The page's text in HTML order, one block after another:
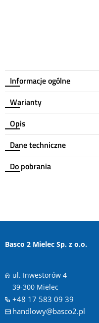
Informacje ogólne
Warianty
Opis
Dane techniczne
Do pobrania
Basco 2 Mielec Sp. z o.o.
ul. Inwestorów 4
39-300 Mielec
+48 17 583 09 39
handlowy@basco2.pl